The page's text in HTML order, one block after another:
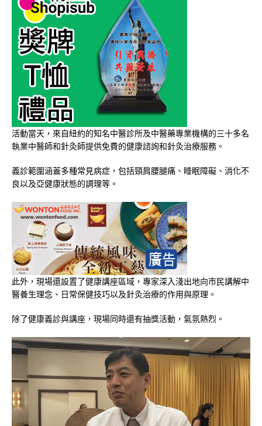
活動當天，來自紐約的知名中醫診所及中醫藥專業機構的三十多名
執業中醫師和針灸師提供免費的健康諮詢和針灸治療服務。
義診範圍涵蓋多種常見病症，包括頸肩腰腿痛、睡眠障礙、消化不
良以及亞健康狀態的調理等。
此外，現場還設置了健康講座區域，專家深入淺出地向市民講解中
醫養生理念、日常保健技巧以及針灸治療的作用與原理。
除了健康義診與講座，現場同時還有抽獎活動，氣氛熱烈。